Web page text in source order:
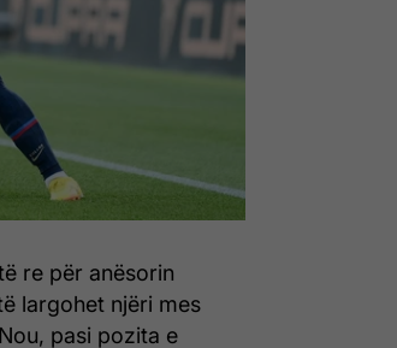
re për anësorin
largohet njëri mes
pasi pozita e